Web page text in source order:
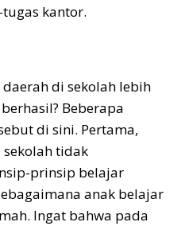
kantor.
di sekolah lebih
Beberapa
di sini. Pertama,
tidak
prinsip belajar
anak belajar
Ingat bahwa pada